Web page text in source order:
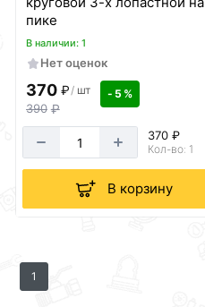
пике
В наличии: 1
Нет оценок
370 ₽/ шт
390 ₽
- 5 %
370 ₽
Кол-во: 1
В корзину
1